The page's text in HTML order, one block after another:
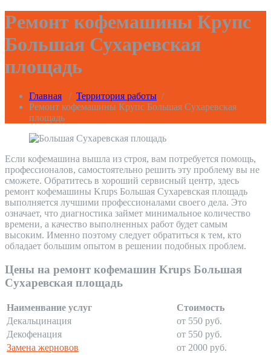
Ремонт кофемашины Крупс
Большая Сухаревская
площадь
Главная / Территория работы /
Ремонт кофемашины Крупс Большая Сухаревская
площадь
Если кофемашина вышла из строя, вам потребуется помощь,
профессионалов, самостоятельно решить эту проблему вы не
сможете. Обратитесь в хороший сервисный центр, здесь
ремонт кофемашины Krups Большая Сухаревская площадь
выполняется лучшими профессионалами своего дела. Это
означает, что диагностика займет минимальное количество
времени, а качество выполненных работ будет самым
высоким. Именно поэтому следует обратиться к тем, кто
обладает большим опытом в решении подобных проблем.
Цены на ремонт кофемашин Krups Большая
Сухаревская площадь
Наименвание услуг
Стоимость
Декальцинация
от 550 руб.
Декофенация
от 550 руб.
Замена жерновов
от 2000 руб.